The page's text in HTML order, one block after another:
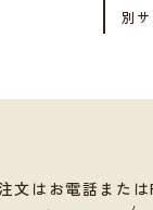
文はお電話また
別